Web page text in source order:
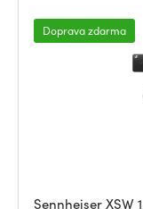
Doprava zdarma
Sennheiser XSW